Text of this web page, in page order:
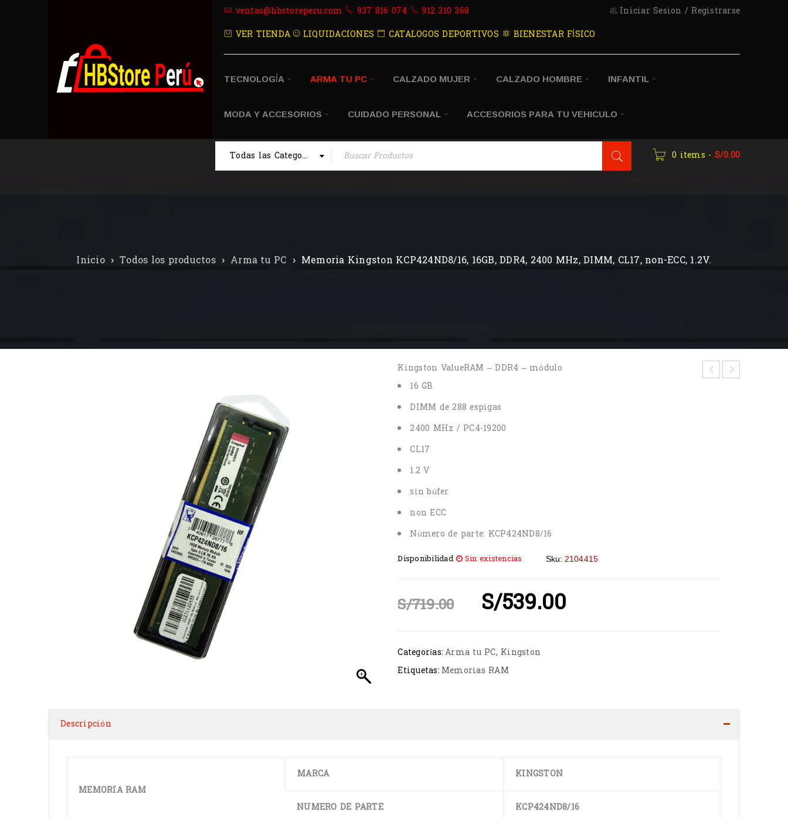
ventas@hbstoreperu.com 937 816 074
912 310 368
VER TIENDA
LIQUIDACIONES CATALOGOS DEPORTIVOS BIENESTAR FÍSICO
Iniciar Sesion / Registrarse
TECNOLOGÍA ARMA TU PC CALZADO MUJER CALZADO HOMBRE INFANTIL
MODA Y ACCESORIOS CUIDADO PERSONAL ACCESORIOS PARA TU VEHICULO
Todas las Categorias 0 items - S/0.00
Inicio › Todos los productos › Arma tu PC › Memoria Kingston KCP424ND8/16, 16GB, DDR4, 2400 MHz, DIMM, CL17, non-ECC, 1.2V.
Kingston ValueRAM – DDR4 – módulo
16 GB
DIMM de 288 espigas
2400 MHz / PC4-19200
CL17
1.2 V
sin búfer
non ECC
Número de parte: KCP424ND8/16
Disponibilidad Sin existencias Sku: 2104415
S/719.00 S/539.00
Categorías:Arma tu PC, Kingston
Etiquetas: Memorias RAM
Descripción
MEMORIA RAM
MARCA KINGSTON
NUMERO DE PARTE KCP424ND8/16